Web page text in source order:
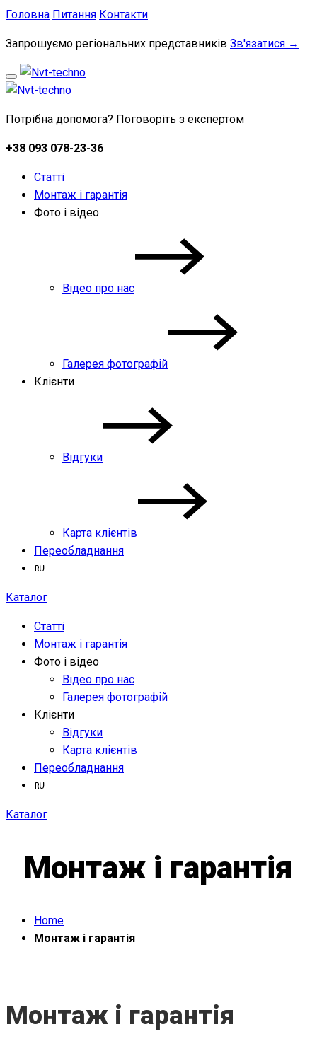
Головна Питання Контакти
Запрошуємо регіональних представників Зв'язатися →
Потрібна допомога? Поговоріть з експертом
+38 093 078-23-36
Статті
Монтаж і гарантія
Фото і відео
Відео про нас
Галерея фотографій
Клієнти
Відгуки
Карта клієнтів
Переобладнання
Каталог
Статті
Монтаж і гарантія
Фото і відео
Відео про нас
Галерея фотографій
Клієнти
Відгуки
Карта клієнтів
Переобладнання
Каталог
Монтаж і гарантія
Home
Монтаж і гарантія
Монтаж і гарантія